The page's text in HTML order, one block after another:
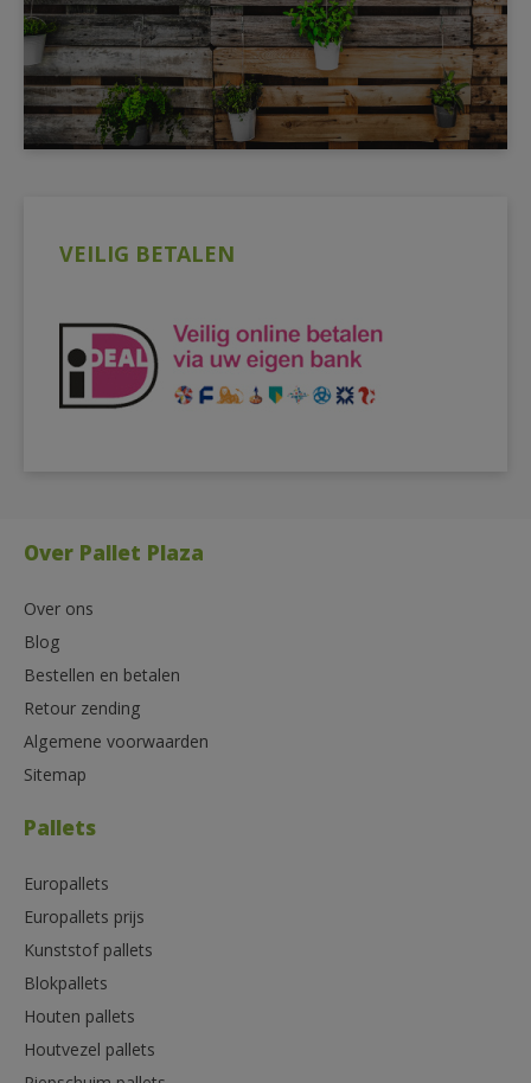
VEILIG BETALEN
Over Pallet Plaza
Over ons
Blog
Bestellen en betalen
Retour zending
Algemene voorwaarden
Sitemap
Pallets
Europallets
Europallets prijs
Kunststof pallets
Blokpallets
Houten pallets
Houtvezel pallets